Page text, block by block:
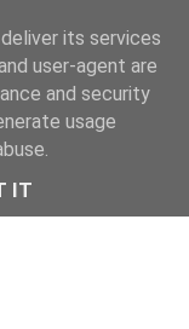
its services
user-agent are
and security
usage
IT